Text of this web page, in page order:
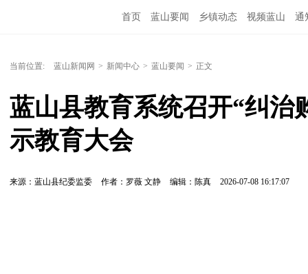
首页 蓝山要闻 乡镇动态 视频蓝山 通
当前位置: 蓝山新闻网 > 新闻中心 > 蓝山要闻 > 正文
蓝山县教育系统召开“纠治
示教育大会
来源：蓝山县纪委监委 作者：罗薇 文静 编辑：陈真 2026-07-08 16:17:07